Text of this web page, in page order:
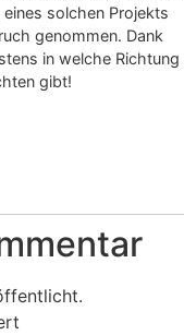
solchen Projekts
genommen. Dank
in welche Richtung
gibt!